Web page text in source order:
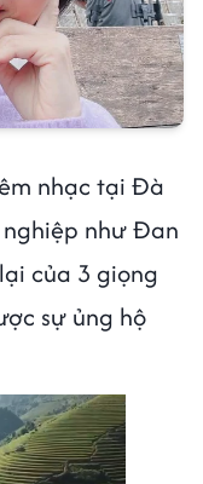
nhạc tại Đà
như Đan
của 3 giọng
sự ủng hộ